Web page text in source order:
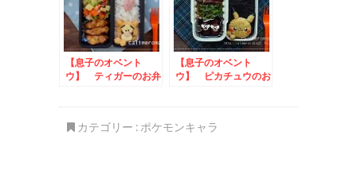
【息子のオベント
ウ】 ティガーのお弁
【息子のオベント
ウ】 ピカチュウのお
カテゴリー : ポケモンキャラ